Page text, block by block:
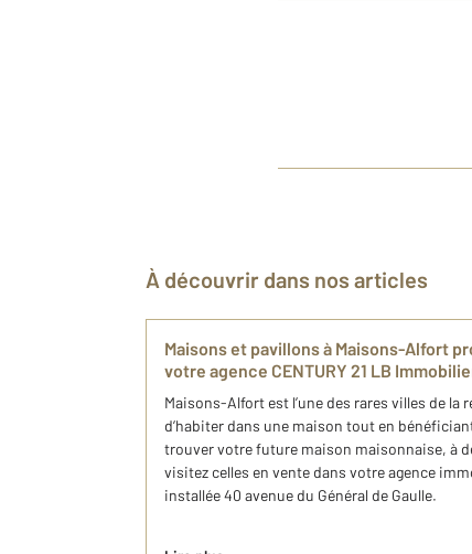
À découvrir dans nos articles
Maisons et pavillons à Maisons-Alfort
votre agence CENTURY 21 LB
Maisons-Alfort est l’une des rares villes de
d’habiter dans une maison tout en
trouver votre future maison maisonnaise, à
visitez celles en vente dans votre agence
installée 40 avenue du Général de Gaulle.